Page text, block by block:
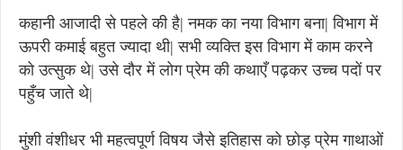
कहानी आजादी से पहले की है| नमक का नया विभाग बना| विभाग में
ऊपरी कमाई बहुत ज्यादा थी| सभी व्यक्ति इस विभाग में काम करने
को उत्सुक थे| उसे दौर में लोग प्रेम की कथाएँ पढ़कर उच्च पदों पर
पहुँच जाते थे|
मुंशी वंशीधर भी महत्वपूर्ण विषय जैसे इतिहास को छोड़ प्रेम गाथाओं